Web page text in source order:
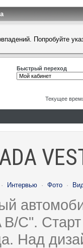
Попробуйте
Быстрый переход
Текущее
· Интервью · Фото ·
C".
Над